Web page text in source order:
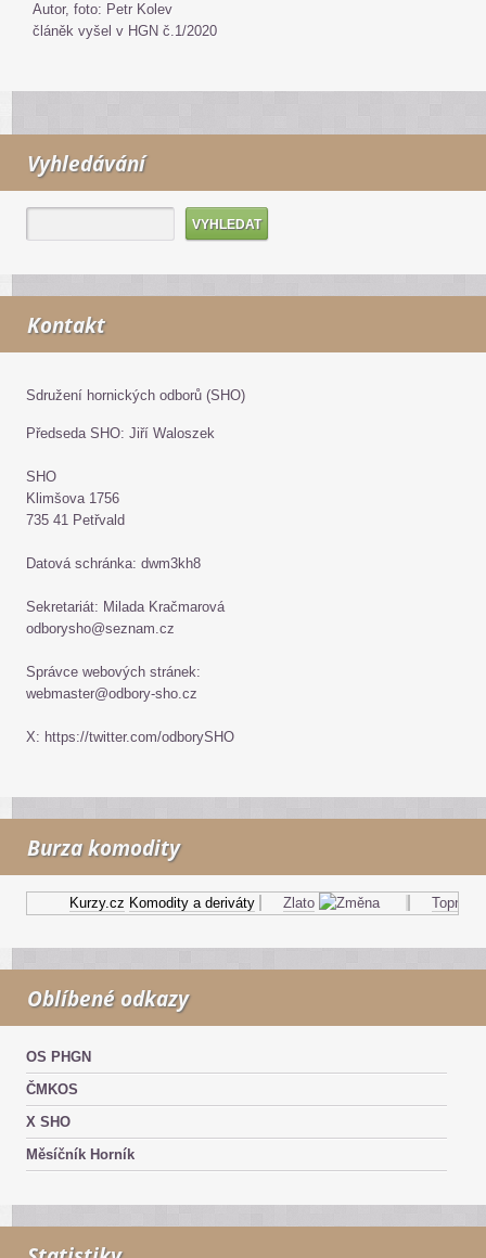
Autor, foto: Petr Kolev
článěk vyšel v HGN č.1/2020
Vyhledávání
Kontakt
Sdružení hornických odborů (SHO)
Předseda SHO: Jiří Waloszek
SHO
Klimšova 1756
735 41 Petřvald
Datová schránka: dwm3kh8
Sekretariát: Milada Kračmarová
odborysho@seznam.cz
Správce webových stránek:
webmaster@odbory-sho.cz
X: https://twitter.com/odborySHO
Burza komodity
Kurzy.cz Komodity a deriváty Zlato Topný olej
Oblíbené odkazy
OS PHGN
ČMKOS
X SHO
Měsíčník Horník